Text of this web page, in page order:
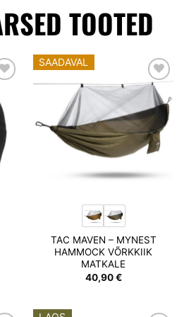
TOOTED
SAADAVAL
Add to
wishlist
TAC MAVEN – MYNEST
HAMMOCK VÕRKKIIK
MATKALE
40,90€